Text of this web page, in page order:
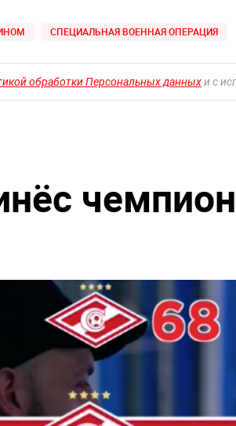
СПЕЦИАЛЬНАЯ ВОЕННАЯ ОПЕРАЦИЯ
обработки Персональных данныхи с